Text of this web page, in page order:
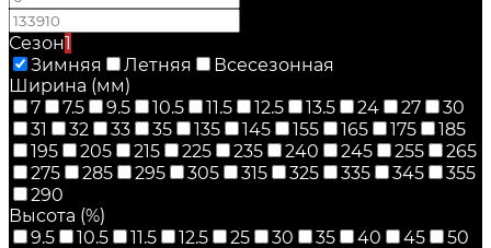
Сезон1
Зимняя
Летняя
Всесезонная
Ширина (мм)
7
7.5 9.5 10.5 11.5 12.5 13.5 24 27
30
31
32 33 35 135 145 155 165 175
185
195
205 215 225 235 240 245 255
265
275
285 295 305 315 325 335 345
355
290
Высота (%)
9.5
10.5 11.5 12.5 25 30 35 40 45
50